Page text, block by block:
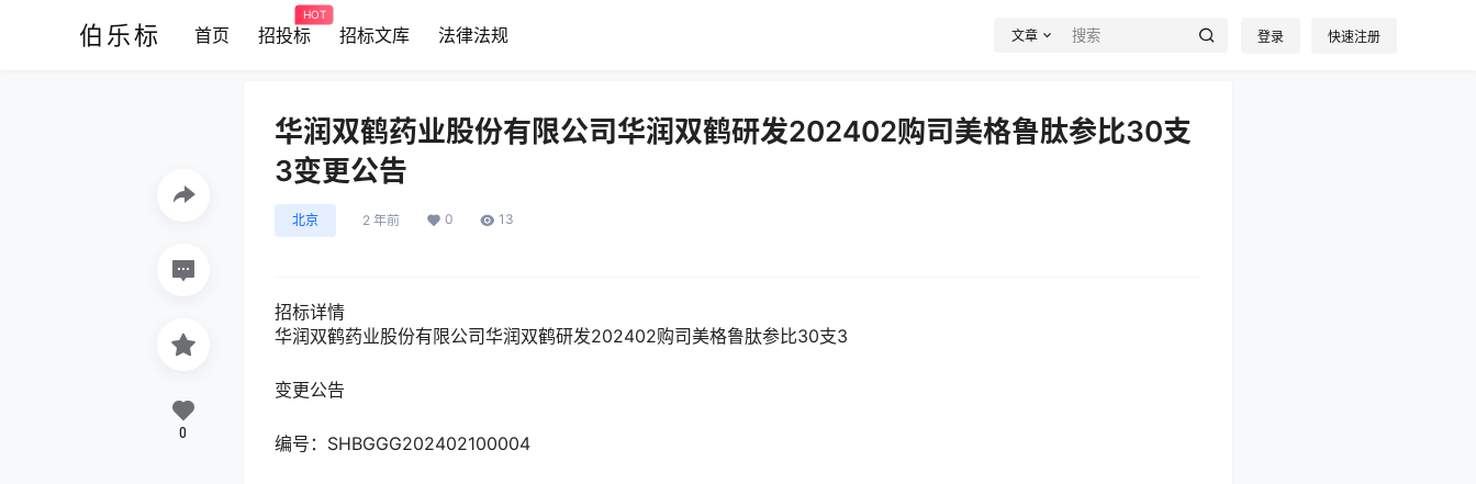
伯乐标 首页 招投标
HOT
招标文库 法律法规 文章 登录 快速注册
华润双鹤药业股份有限公司华润双鹤研发202402购司美格鲁肽参比30支
3变更公告
北京 2 年前 0 13
招标详情
华润双鹤药业股份有限公司华润双鹤研发202402购司美格鲁肽参比30支3
变更公告
编号：SHBGGG202402100004
0